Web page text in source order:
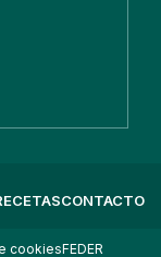
CONTACTO
cookiesFEDER